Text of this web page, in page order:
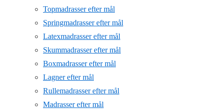
Topmadrasser efter mål
Springmadrasser efter mål
Latexmadrasser efter mål
Skummadrasser efter mål
Boxmadrasser efter mål
Lagner efter mål
Rullemadrasser efter mål
Madrasser efter mål